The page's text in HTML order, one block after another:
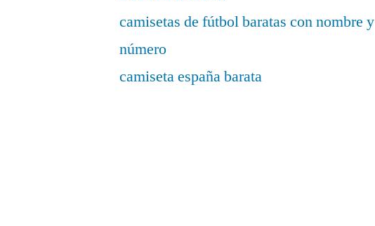
camisetas de fútbol baratas con nombre y
número
camiseta españa barata